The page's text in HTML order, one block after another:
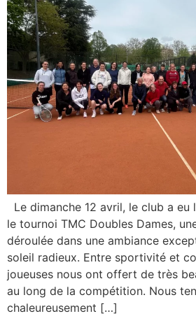
Le dimanche 12 avril, le club a eu
le tournoi TMC Doubles Dames,
déroulée dans une ambiance
soleil radieux. Entre sportivité et
joueuses nous ont offert de très
au long de la compétition. Nous
chaleureusement […]